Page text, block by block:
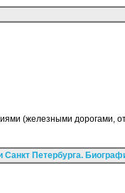
(железными дорогами,
Санкт Петербурга.